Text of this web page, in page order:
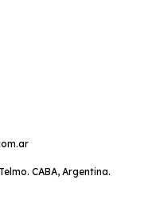
CABA, Argentina.